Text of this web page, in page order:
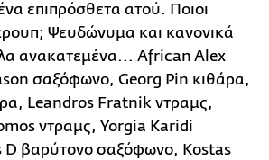
επιπρόσθετα ατού. Ποιοι
Ψευδώνυμα και κανονικά
ανακατεμένα... African Alex
σαξόφωνο, Georg Pin κιθάρα,
Leandros Fratnik ντραμς,
ντραμς, Yorgia Karidi
D βαρύτονο σαξόφωνο, Kostas